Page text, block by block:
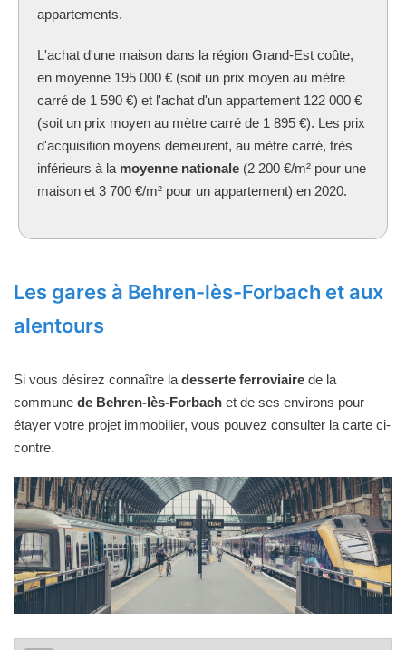
appartements.
L'achat d'une maison dans la région Grand-Est coûte,
en moyenne 195 000 € (soit un prix moyen au mètre
carré de 1 590 €) et l'achat d'un appartement 122 000 €
(soit un prix moyen au mètre carré de 1 895 €). Les prix
d'acquisition moyens demeurent, au mètre carré, très
inférieurs à la moyenne nationale (2 200 €/m² pour une
maison et 3 700 €/m² pour un appartement) en 2020.
Les gares à Behren-lès-Forbach et aux
alentours
Si vous désirez connaître la desserte ferroviaire de la
commune de Behren-lès-Forbach et de ses environs pour
étayer votre projet immobilier, vous pouvez consulter la carte ci-
contre.